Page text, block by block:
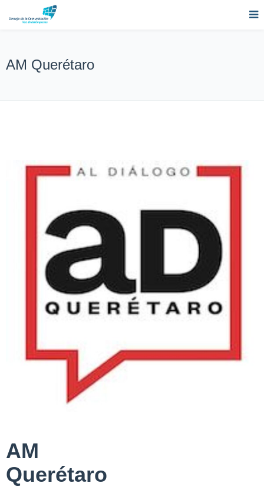
AM Querétaro
AM
Querétaro